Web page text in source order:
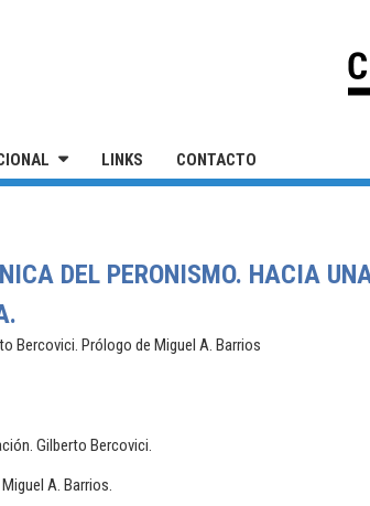
LINKS CONTACTO
DEL PERONISMO. HACIA
Bercovici. Prólogo de Miguel A. Barrios
Gilberto Bercovici.
A. Barrios.